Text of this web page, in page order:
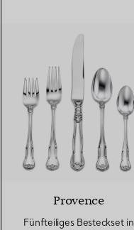
Provence
Fünfteiliges Besteckset in